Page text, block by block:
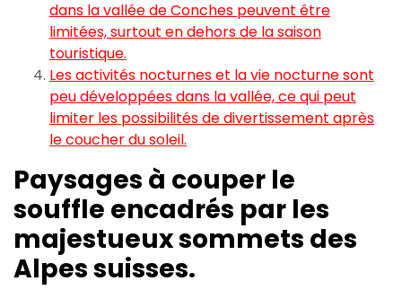
dans la vallée de Conches peuvent être
limitées, surtout en dehors de la saison
touristique.
Les activités nocturnes et la vie nocturne sont
peu développées dans la vallée, ce qui peut
limiter les possibilités de divertissement après
le coucher du soleil.
Paysages à couper le
souffle encadrés par les
majestueux sommets des
Alpes suisses.